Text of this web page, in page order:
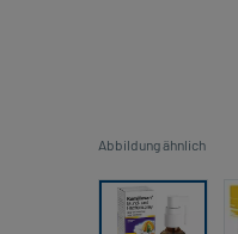
Abbildung ähnlich